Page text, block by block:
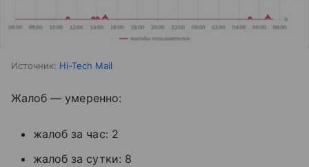
Источник: Hi-Tech Mail
Жалоб — умеренно:
жалоб за час: 2
жалоб за сутки: 8